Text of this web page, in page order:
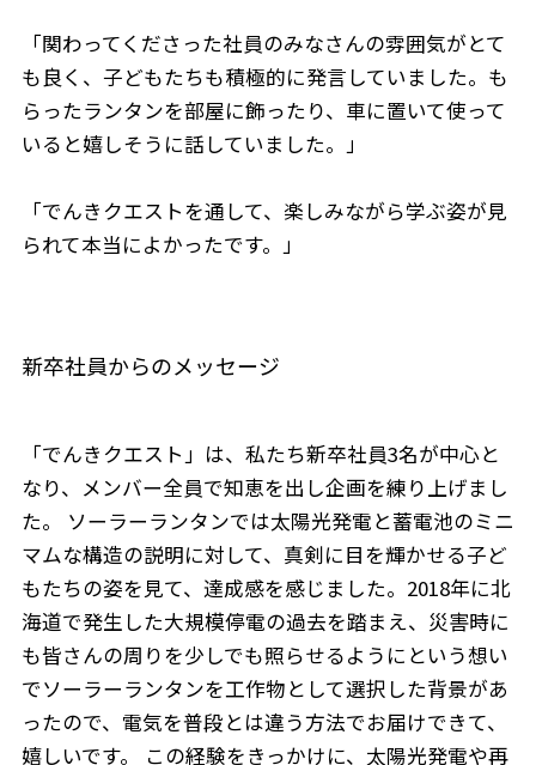
「関わってくださった社員のみなさんの雰囲気がとて
も良く、子どもたちも積極的に発言していました。も
らったランタンを部屋に飾ったり、車に置いて使って
いると嬉しそうに話していました。」
「でんきクエストを通して、楽しみながら学ぶ姿が見
られて本当によかったです。」
新卒社員からのメッセージ
「でんきクエスト」は、私たち新卒社員3名が中心と
なり、メンバー全員で知恵を出し企画を練り上げまし
た。 ソーラーランタンでは太陽光発電と蓄電池のミニ
マムな構造の説明に対して、真剣に目を輝かせる子ど
もたちの姿を見て、達成感を感じました。2018年に北
海道で発生した大規模停電の過去を踏まえ、災害時に
も皆さんの周りを少しでも照らせるようにという想い
でソーラーランタンを工作物として選択した背景があ
ったので、電気を普段とは違う方法でお届けできて、
嬉しいです。 この経験をきっかけに、太陽光発電や再